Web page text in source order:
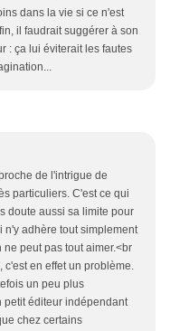
dans la vie si ce n'est
il faudrait suggérer à son
: ça lui éviterait les fautes
de l'intrigue de
particuliers. C'est ce qui
doute aussi sa limite pour
n'y adhère tout simplement
ne peut pas tout aimer.<br
c'est en effet un problème.
un peu plus
éditeur indépendant
chez certains